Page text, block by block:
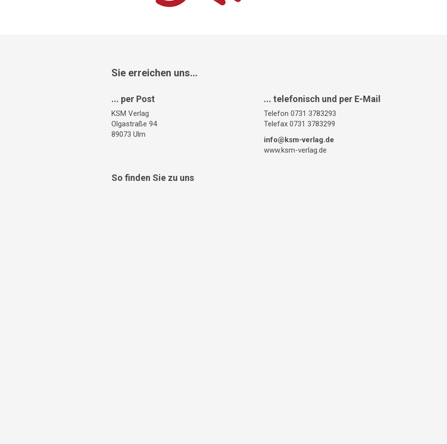
Sie erreichen uns...
... per Post
KSM Verlag
Olgastraße 94
89073 Ulm
... telefonisch und per E-Mail
Telefon 0731 3783293
Telefax 0731 3783299
info@ksm-verlag.de
www.ksm-verlag.de
So finden Sie zu uns